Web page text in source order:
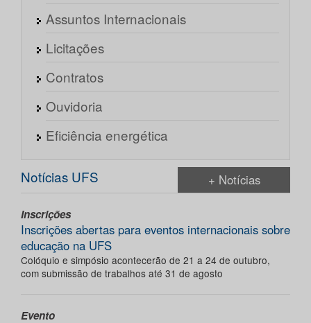
Assuntos Internacionais
Licitações
Contratos
Ouvidoria
Eficiência energética
Notícias UFS + Notícias
Inscrições
Inscrições abertas para eventos internacionais sobre
educação na UFS
Colóquio e simpósio acontecerão de 21 a 24 de outubro,
com submissão de trabalhos até 31 de agosto
Evento